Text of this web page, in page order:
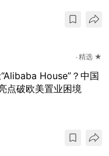
精选 ★
House”？中国
点破欧美置业困境